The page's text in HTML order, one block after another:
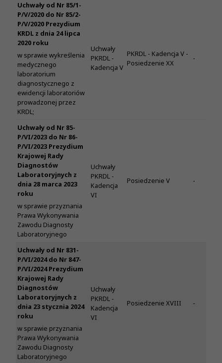
Uchwały od Nr 85/1-
P/V/2020 do Nr 85/2-
P/V/2020 Prezydium
KRDL z dnia 24 lipca
2020 roku
w sprawie wykreślenia
medycznego
laboratorium
diagnostycznego z
ewidencji laboratoriów
prowadzonej przez
KRDL;
Uchwały
PKRDL -
Kadencja V
PKRDL - Kadencja V -
Posiedzenie XX
-
Uchwały od Nr 85-
P/VI/2023 do Nr 86-
P/VI/2023 Prezydium
Krajowej Rady
Diagnostów
Laboratoryjnych z
dnia 28 marca 2023
roku
w sprawie przyznania
Prawa Wykonywania
Zawodu Diagnosty
Laboratoryjnego
Uchwały
PKRDL -
Kadencja
VI
Posiedzenie V -
Uchwały od Nr 831-
P/VI/2024 do Nr 847-
P/VI/2024 Prezydium
Krajowej Rady
Diagnostów
Laboratoryjnych z
dnia 23 stycznia 2024
roku
w sprawie przyznania
Prawa Wykonywania
Zawodu Diagnosty
Laboratoryjnego
Uchwały
PKRDL -
Kadencja
VI
Posiedzenie XVIII -